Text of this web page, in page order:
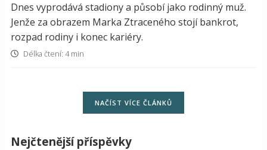
Dnes vyprodává stadiony a působí jako rodinný muž.
Jenže za obrazem Marka Ztraceného stojí bankrot,
rozpad rodiny i konec kariéry.
Délka čtení: 4 min
NAČÍST VÍCE ČLÁNKŮ
Nejčtenější příspěvky